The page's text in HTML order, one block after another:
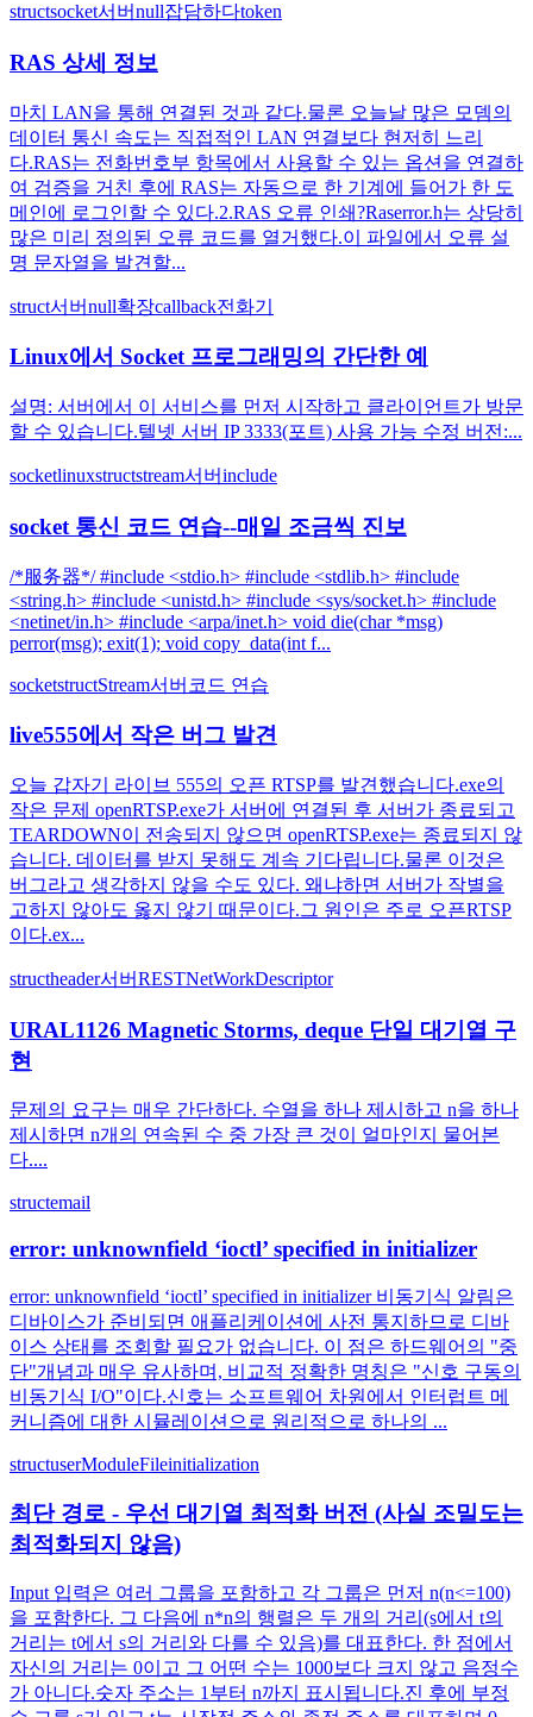
structsocket서버null잡담하다token
RAS 상세 정보
마치 LAN을 통해 연결된 것과 같다.물론 오늘날 많은 모뎀의
데이터 통신 속도는 직접적인 LAN 연결보다 현저히 느리
다.RAS는 전화번호부 항목에서 사용할 수 있는 옵션을 연결하
여 검증을 거친 후에 RAS는 자동으로 한 기계에 들어가 한 도
메인에 로그인할 수 있다.2.RAS 오류 인쇄?Raserror.h는 상당히
많은 미리 정의된 오류 코드를 열거했다.이 파일에서 오류 설
명 문자열을 발견할...
struct서버null확장callback전화기
Linux에서 Socket 프로그래밍의 간단한 예
설명: 서버에서 이 서비스를 먼저 시작하고 클라이언트가 방문
할 수 있습니다.텔넷 서버 IP 3333(포트) 사용 가능 수정 버전:...
socketlinuxstructstream서버include
socket 통신 코드 연습--매일 조금씩 진보
/*服务器*/ #include <stdio.h> #include <stdlib.h> #include
<string.h> #include <unistd.h> #include <sys/socket.h> #include
<netinet/in.h> #include <arpa/inet.h> void die(char *msg)
perror(msg); exit(1); void copy_data(int f...
socketstructStream서버 코드 연습
live555에서 작은 버그 발견
오늘 갑자기 라이브 555의 오픈 RTSP를 발견했습니다.exe의
작은 문제 openRTSP.exe가 서버에 연결된 후 서버가 종료되고
TEARDOWN이 전송되지 않으면 openRTSP.exe는 종료되지 않
습니다. 데이터를 받지 못해도 계속 기다립니다.물론 이것은
버그라고 생각하지 않을 수도 있다. 왜냐하면 서버가 작별을
고하지 않아도 옳지 않기 때문이다.그 원인은 주로 오픈RTSP
이다.ex...
structheader서버RESTNetWorkDescriptor
URAL1126 Magnetic Storms, deque 단일 대기열 구
현
문제의 요구는 매우 간단하다. 수열을 하나 제시하고 n을 하나
제시하면 n개의 연속된 수 중 가장 큰 것이 얼마인지 물어본
다....
structemail
error: unknownfield ‘ioctl’ specified in initializer
error: unknownfield ‘ioctl’ specified in initializer 비동기식 알림은
디바이스가 준비되면 애플리케이션에 사전 통지하므로 디바
이스 상태를 조회할 필요가 없습니다. 이 점은 하드웨어의 "중
단"개념과 매우 유사하며, 비교적 정확한 명칭은 "신호 구동의
비동기식 I/O"이다.신호는 소프트웨어 차원에서 인터럽트 메
커니즘에 대한 시뮬레이션으로 원리적으로 하나의 ...
structuserModuleFileinitialization
최단 경로 - 우선 대기열 최적화 버전 (사실 조밀도는
최적화되지 않음)
Input 입력은 여러 그룹을 포함하고 각 그룹은 먼저 n(n<=100)
을 포함한다. 그 다음에 n*n의 행렬은 두 개의 거리(s에서 t의
거리는 t에서 s의 거리와 다를 수 있음)를 대표한다. 한 점에서
자신의 거리는 0이고 그 어떤 수는 1000보다 크지 않고 음정수
가 아니다.숫자 주소는 1부터 n까지 표시됩니다.진 후에 부정